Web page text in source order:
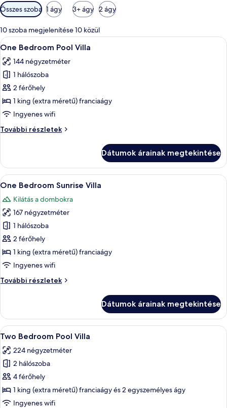
Szobákhoz
rendelkezésre
álló
szűrők
Összes szoba 1 ágy 3+ ágy 2 ágy
10 szoba megjelenítése 10 közül
A
következő
szoba
összes
képének
megtekintése:
One
Pool
Egy szállodai szoba, amelyben
23
One Bedroom Pool Villa
144 négyzetméter
1 hálószoba
2 férőhely
1 king (extra méretű) franciaágy
Ingyenes wifi
További részletek
One
további
részletei
Dátumok árainak megtekintése
A
következő
szoba
összes
képének
megtekintése:
One
Bedroom
Sunrise
Villa
Egy modern szállodaszoba,
18
One Bedroom Sunrise Villa
Kilátás a dombokra
167 négyzetméter
1 hálószoba
2 férőhely
1 king (extra méretű) franciaágy
Ingyenes wifi
További részletek
One
további
részletei
Dátumok árainak megtekintése
A
következő
szoba
összes
képének
megtekintése:
Two
Egy úszómedence fehér fallal és
32
Two Bedroom Pool Villa
224 négyzetméter
2 hálószoba
4 férőhely
1 king (extra méretű) franciaágy és 2 egyszemélyes ágy
Ingyenes wifi